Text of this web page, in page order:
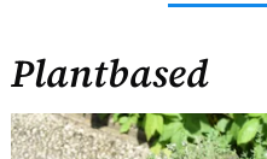
Plantbased